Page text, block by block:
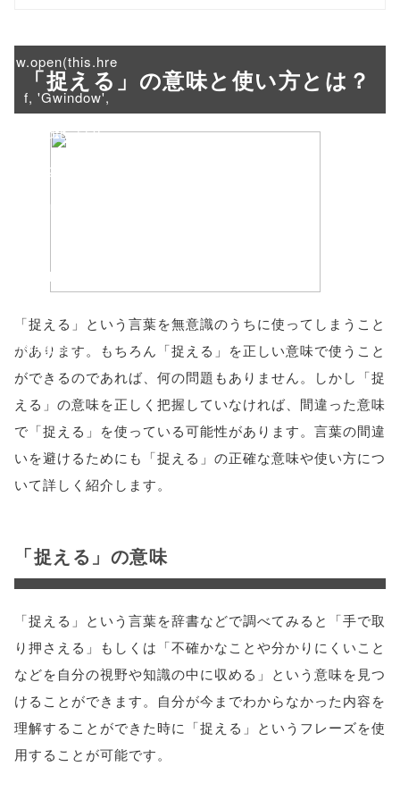
w.open(this.hre
f, 'Gwindow',
'width=550,
height=450,
scrollbars=yes'
false;"> シェア
「捉える」の意味と使い方とは？
「捉える」という言葉を無意識のうちに使ってしまうこと
があります。もちろん「捉える」を正しい意味で使うこと
ができるのであれば、何の問題もありません。しかし「捉
える」の意味を正しく把握していなければ、間違った意味
で「捉える」を使っている可能性があります。言葉の間違
いを避けるためにも「捉える」の正確な意味や使い方につ
いて詳しく紹介します。
「捉える」の意味
「捉える」という言葉を辞書などで調べてみると「手で取
り押さえる」もしくは「不確かなことや分かりにくいこと
などを自分の視野や知識の中に収める」という意味を見つ
けることができます。自分が今までわからなかった内容を
理解することができた時に「捉える」というフレーズを使
用することが可能です。